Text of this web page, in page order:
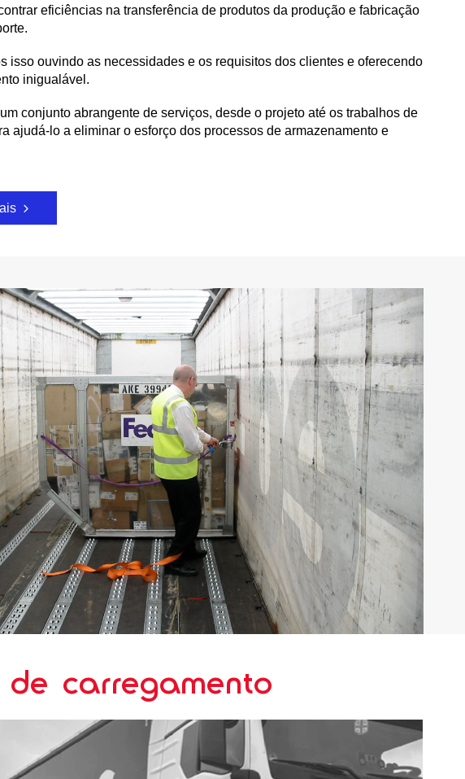
eficiências na transferência de produtos da produção e fabricação
isso ouvindo as necessidades e os requisitos dos clientes e oferecendo
inigualável.
conjunto abrangente de serviços, desde o projeto até os trabalhos de
ajudá-lo a eliminar o esforço dos processos de armazenamento e
de carregamento